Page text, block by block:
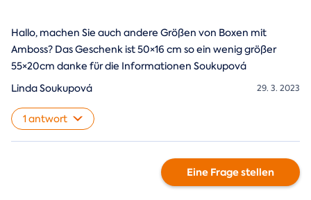
Hallo, machen Sie auch andere Größen von Boxen mit
Amboss? Das Geschenk ist 50×16 cm so ein wenig größer
55×20cm danke für die Informationen Soukupová
29. 3. 2023
Linda Soukupová
1 antwort
Eine Frage stellen